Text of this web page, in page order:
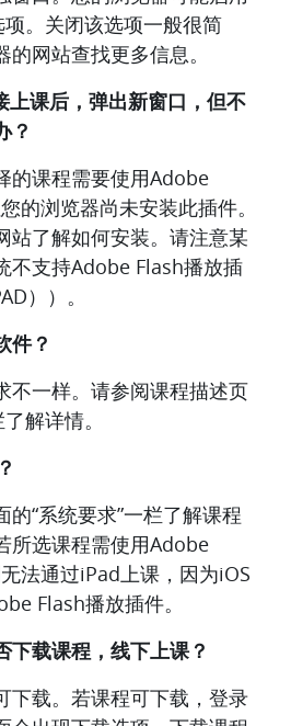
项。关闭该选项一般很简
网站查找更多信息。
上课后，弹出新窗口，但不
？
的课程需要使用Adobe
的浏览器尚未安装此插件。
站了解如何安装。请注意某
不支持Adobe Flash播放插
））。
件？
不一样。请参阅课程描述页
解详情。
“系统要求”一栏了解课程
所选课程需使用Adobe
法通过iPad上课，因为iOS
Flash播放插件。
下载课程，线下上课？
下载。若课程可下载，登录